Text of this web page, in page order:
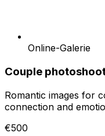
Online-Galerie
Couple
Romantic images for
connection and
€500